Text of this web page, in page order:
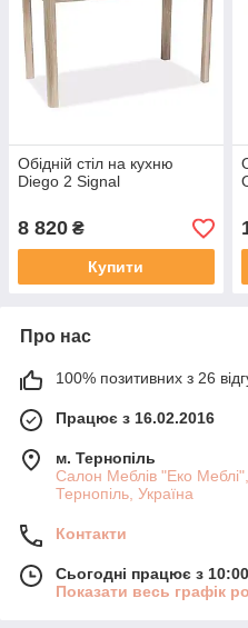
Обідній стіл на кухню
Diego 2 Signal
8 820 ₴
Купити
Про нас
100% позитивних з 26
Працює з 16.02.2016
м. Тернопіль
Салон Меблів "Еко
Тернопіль, Україна
Контакти
Сьогодні працює з
Показати весь графік